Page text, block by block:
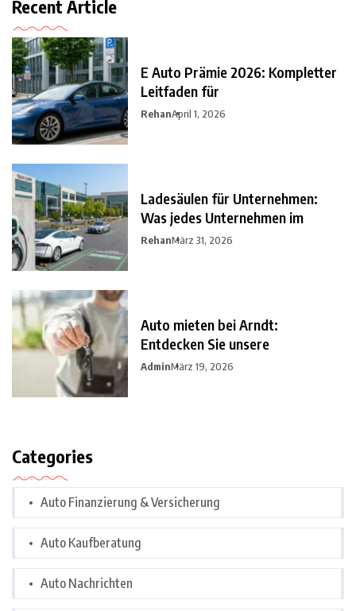
Recent Article
E Auto Prämie 2026: Kompletter
Leitfaden für
RehanApril 1, 2026
Ladesäulen für Unternehmen:
Was jedes Unternehmen im
RehanMärz 31, 2026
Auto mieten bei Arndt:
Entdecken Sie unsere
AdminMärz 19, 2026
Categories
Auto Finanzierung & Versicherung
Auto Kaufberatung
Auto Nachrichten